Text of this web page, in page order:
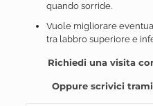
quando sorride.
Vuole migliorare
tra labbro superiore e
Richiedi una visita
Oppure scrivici